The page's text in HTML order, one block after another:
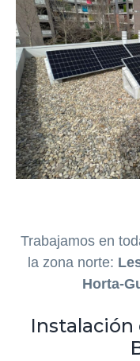
Trabajamos en
la zona norte:
Horta-
Instalación